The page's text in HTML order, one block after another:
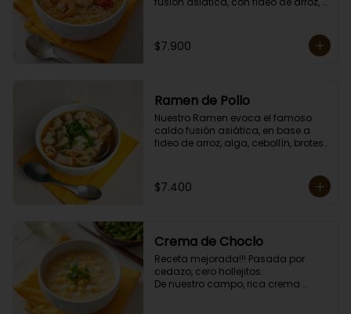
Porción individual lista para servir
de 750 grs. Cero lacto.
$7.900
Ramen de Pollo
Nuestro Ramen evoca el famoso
caldo fusión asiática, en base a
fideo de arroz, alga, cebollín, brotes
Porción individual lista para servir
de 750 grs. Cero lacto.
$7.400
Crema de Choclo
Receta mejorada!!! Pasada por
cedazo, cero hollejitos.
De nuestro campo, rica crema